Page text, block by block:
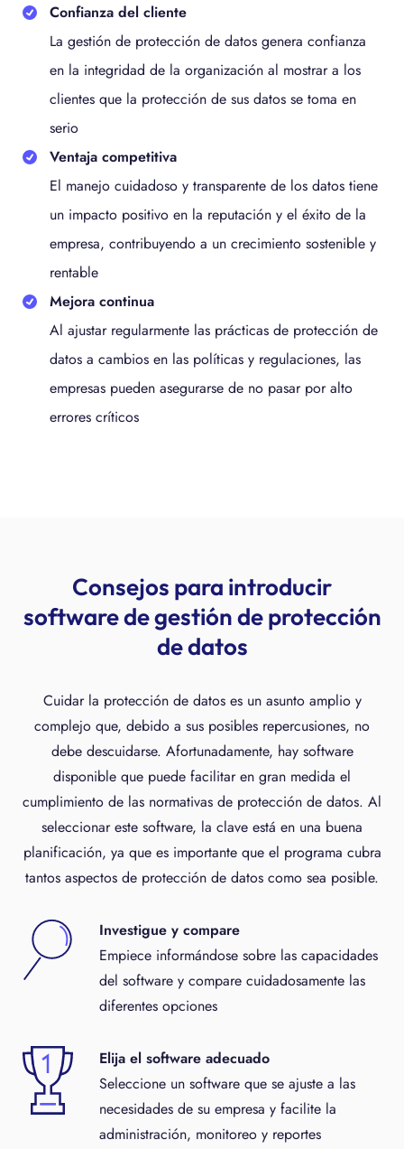
Confianza del cliente
La gestión de protección de datos genera confianza
en la integridad de la organización al mostrar a los
clientes que la protección de sus datos se toma en
serio
Ventaja competitiva
El manejo cuidadoso y transparente de los datos tiene
un impacto positivo en la reputación y el éxito de la
empresa, contribuyendo a un crecimiento sostenible y
rentable
Mejora continua
Al ajustar regularmente las prácticas de protección de
datos a cambios en las políticas y regulaciones, las
empresas pueden asegurarse de no pasar por alto
errores críticos
Consejos para introducir
software de gestión de protección
de datos
Cuidar la protección de datos es un asunto amplio y
complejo que, debido a sus posibles repercusiones, no
debe descuidarse. Afortunadamente, hay software
disponible que puede facilitar en gran medida el
cumplimiento de las normativas de protección de datos. Al
seleccionar este software, la clave está en una buena
planificación, ya que es importante que el programa cubra
tantos aspectos de protección de datos como sea posible.
Investigue y compare
Empiece informándose sobre las capacidades
del software y compare cuidadosamente las
diferentes opciones
Elija el software adecuado
Seleccione un software que se ajuste a las
necesidades de su empresa y facilite la
administración, monitoreo y reportes